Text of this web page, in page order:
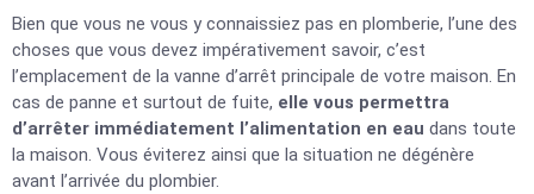
Bien que vous ne vous y connaissiez pas en plomberie, l’une des
choses que vous devez impérativement savoir, c’est
l’emplacement de la vanne d’arrêt principale de votre maison. En
cas de panne et surtout de fuite, elle vous permettra
d’arrêter immédiatement l’alimentation en eau dans toute
la maison. Vous éviterez ainsi que la situation ne dégénère
avant l’arrivée du plombier.